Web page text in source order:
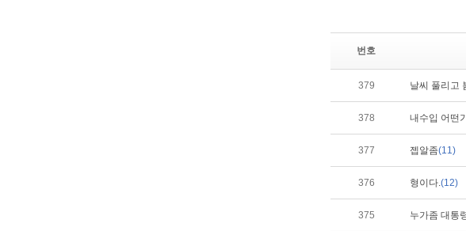
번호
379 날씨 풀리고
378 내수입 어떤
377 젭알좀(11)
376 형이다.(12)
375 누가좀 대통